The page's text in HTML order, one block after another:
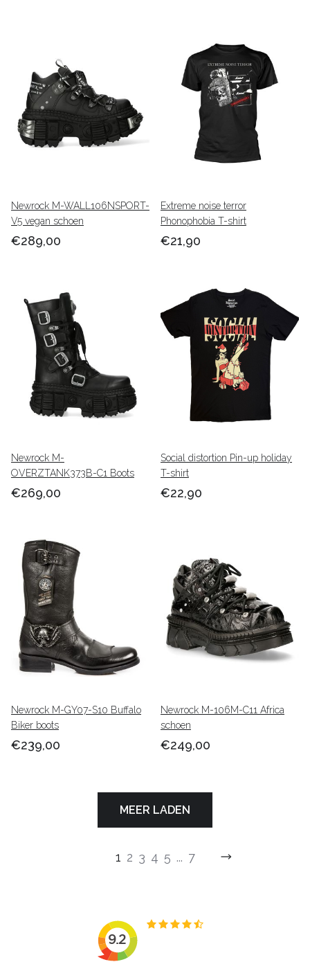
Newrock M-WALL106NSPORT-
V5 vegan schoen
€289,00
Extreme noise terror
Phonophobia T-shirt
€21,90
Newrock M-
OVERZTANK373B-C1 Boots
€269,00
Social distortion Pin-up holiday
T-shirt
€22,90
Newrock M-GY07-S10 Buffalo
Biker boots
€239,00
Newrock M-106M-C11 Africa
schoen
€249,00
MEER LADEN
1 2 3 4 5 ... 7